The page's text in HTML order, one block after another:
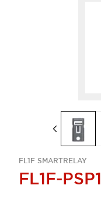
FL1F SMARTRELAY
FL1F-